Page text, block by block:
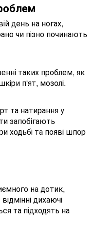
день на ногах,
чи пізно починають
таких проблем, як
п'ят, мозолі.
та натирання у
запобігають
ходьбі та появі шпор
на дотик,
дихаючі
та підходять на